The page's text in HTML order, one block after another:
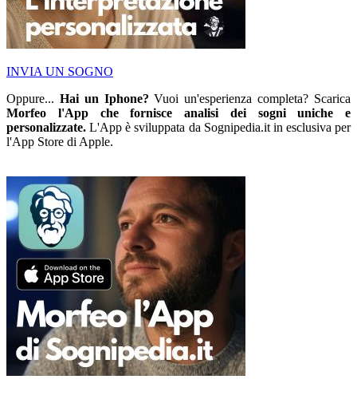
INVIA UN SOGNO
Oppure... Hai un Iphone? Vuoi un'esperienza completa? Scarica
Morfeo l'App che fornisce analisi dei sogni uniche e
personalizzate. L'App è sviluppata da Sognipedia.it in esclusiva per
l'App Store di Apple.